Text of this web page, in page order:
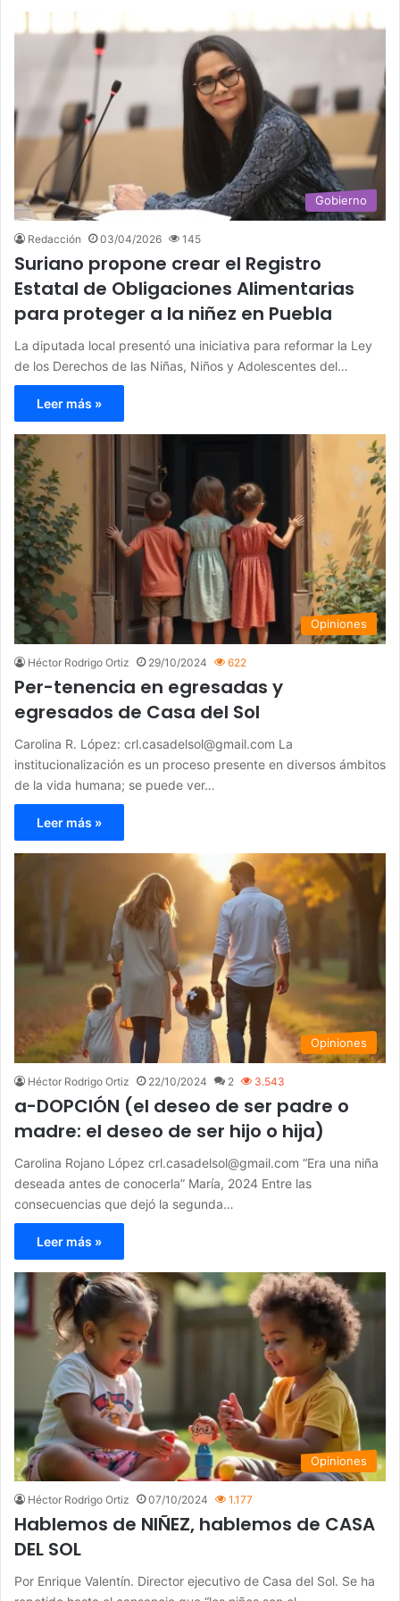
Gobierno
Redacción 03/04/2026 145
Suriano propone crear el Registro
Estatal de Obligaciones Alimentarias
para proteger a la niñez en Puebla
La diputada local presentó una iniciativa para reformar la Ley
de los Derechos de las Niñas, Niños y Adolescentes del…
Leer más »
Opiniones
Héctor Rodrigo Ortiz 29/10/2024 622
Per-tenencia en egresadas y
egresados de Casa del Sol
Carolina R. López: crl.casadelsol@gmail.com La
institucionalización es un proceso presente en diversos ámbitos
de la vida humana; se puede ver…
Leer más »
Opiniones
Héctor Rodrigo Ortiz 22/10/2024 2 3.543
a-DOPCIÓN (el deseo de ser padre o
madre: el deseo de ser hijo o hija)
Carolina Rojano López crl.casadelsol@gmail.com “Era una niña
deseada antes de conocerla” María, 2024 Entre las
consecuencias que dejó la segunda…
Leer más »
Opiniones
Héctor Rodrigo Ortiz 07/10/2024 1.177
Hablemos de NIÑEZ, hablemos de CASA
DEL SOL
Por Enrique Valentín. Director ejecutivo de Casa del Sol. Se ha